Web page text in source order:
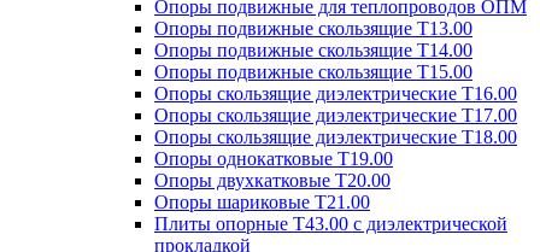
Опоры подвижные для теплопроводов ОПМ
Опоры подвижные скользящие Т13.00
Опоры подвижные скользящие Т14.00
Опоры подвижные скользящие Т15.00
Опоры скользящие диэлектрические Т16.00
Опоры скользящие диэлектрические Т17.00
Опоры скользящие диэлектрические Т18.00
Опоры однокатковые Т19.00
Опоры двухкатковые Т20.00
Опоры шариковые Т21.00
Плиты опорные Т43.00 с диэлектрической
прокладкой